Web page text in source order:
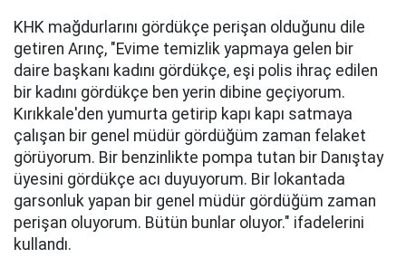
KHK mağdurlarını gördükçe perişan olduğunu dile
getiren Arınç, "Evime temizlik yapmaya gelen bir
daire başkanı kadını gördükçe, eşi polis ihraç edilen
bir kadını gördükçe ben yerin dibine geçiyorum.
Kırıkkale'den yumurta getirip kapı kapı satmaya
çalışan bir genel müdür gördüğüm zaman felaket
görüyorum. Bir benzinlikte pompa tutan bir Danıştay
üyesini gördükçe acı duyuyorum. Bir lokantada
garsonluk yapan bir genel müdür gördüğüm zaman
perişan oluyorum. Bütün bunlar oluyor." ifadelerini
kullandı.